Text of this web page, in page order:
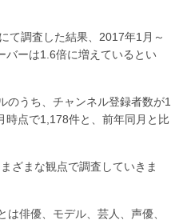
て調査した結果、2017年1月～
バーは1.6倍に増えているとい
のうち、チャンネル登録者数が1
時点で1,178件と、前年同月と比
ざまな観点で調査していきま
俳優、モデル、芸人、声優、